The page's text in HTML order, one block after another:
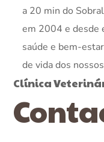
a 20 min do
em 2004 e desde
saúde e bem-
de vida dos
Clínica